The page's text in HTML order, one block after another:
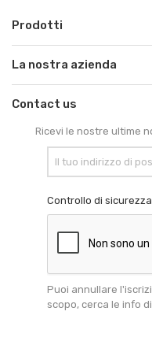
Prodotti
La nostra azienda
Contact us
Ricevi le nostre ultime
Controllo di sicurezza
Puoi annullare
scopo, cerca le info